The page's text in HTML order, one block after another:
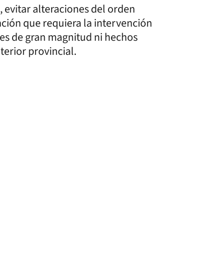
alteraciones del orden
que requiera la intervención
de gran magnitud ni hechos
provincial.